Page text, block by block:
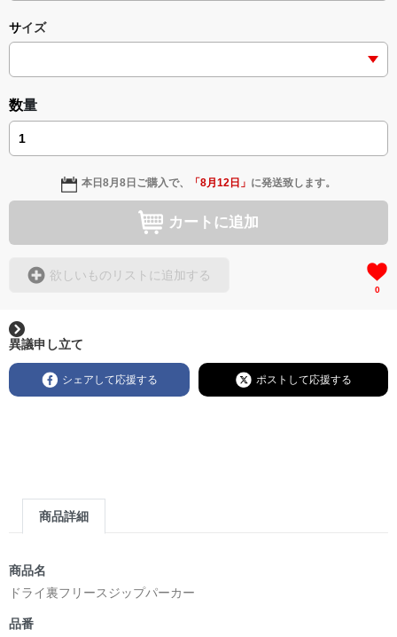
サイズ
数量
本日8月8日 ご購入で、 「8月12日 」 に発送致します。
カートに追加
欲しいものリストに追加する
0
異議申し立て
シェアして応援する ポストして応援する
商品詳細
商品名
ドライ裏フリースジップパーカー
品番